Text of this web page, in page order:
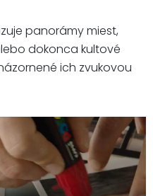
panorámy miest,
dokonca kultové
ich zvukovou